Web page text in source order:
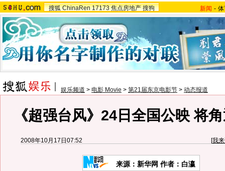
搜狐 ChinaRen 17173 焦点房地产 搜狗 新闻 -
娱乐频道 > 电影 Movie > 第21届东京电影节 > 动态报道
《超强台风》24日全国公映 将
2008年10月17日07:52 [我
来源：新华网 作者：白瀛